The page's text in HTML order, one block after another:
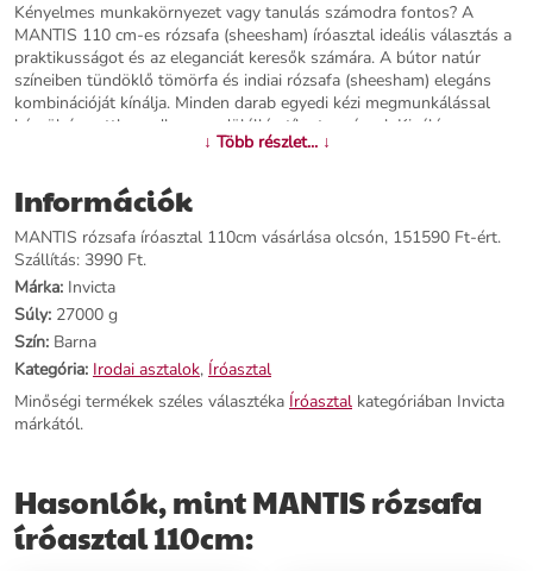
Kényelmes munkakörnyezet vagy tanulás számodra fontos? A
MANTIS 110 cm-es rózsafa (sheesham) íróasztal ideális választás a
praktikusságot és az eleganciát keresők számára. A bútor natúr
színeiben tündöklő tömörfa és indiai rózsafa (sheesham) elegáns
kombinációját kínálja. Minden darab egyedi kézi megmunkálással
készül, így otthonodba egyedülálló stílust varázsol. Kiválóan
passzol minimál, vintage vagy akár indusztriális stílusú enteriőrökbe.
nyomtatott dokumentumok számára.
Termékjellemzők:
Név:MANTIS rózsafa íróasztal 110cm
Ár:129790 Ft
Márka:Invicta
Kategória: Íróasztal
Tömeg: 27000 g
Szín:Barna
Szállítási díj:
Elegancia:Stílusos rózsafa és tömörfa kombináció.
↓ Több részlet... ↓
Információk
MANTIS rózsafa íróasztal 110cm vásárlása olcsón, 151590 Ft-ért.
Szállítás: 3990 Ft.
Márka: Invicta
Súly: 27000 g
Szín: Barna
Kategória: Irodai asztalok, Íróasztal
Minőségi termékek széles választéka Íróasztal kategóriában Invicta
márkától.
Hasonlók, mint MANTIS rózsafa
íróasztal 110cm: